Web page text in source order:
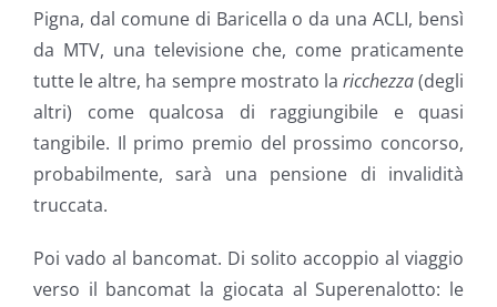
Pigna, dal comune di Baricella o da una ACLI, bensì
da MTV, una televisione che, come praticamente
tutte le altre, ha sempre mostrato la ricchezza(degli
altri) come qualcosa di raggiungibile e quasi
tangibile. Il primo premio del prossimo concorso,
probabilmente, sarà una pensione di invalidità
truccata.
Poi vado al bancomat. Di solito accoppio al viaggio
verso il bancomat la giocata al Superenalotto: le